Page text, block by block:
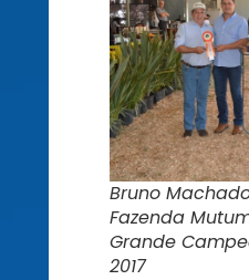
Bruno
Fazenda
Grande
2017